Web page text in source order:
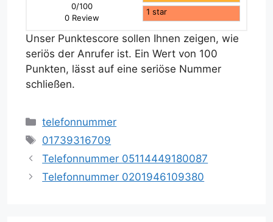
0/100
0 Review
1 star
Unser Punktescore sollen Ihnen zeigen, wie
seriös der Anrufer ist. Ein Wert von 100
Punkten, lässt auf eine seriöse Nummer
schließen.
Kategorien
telefonnummer
Schlagwörter
01739316709
Telefonnummer 05114449180087
Telefonnummer 0201946109380